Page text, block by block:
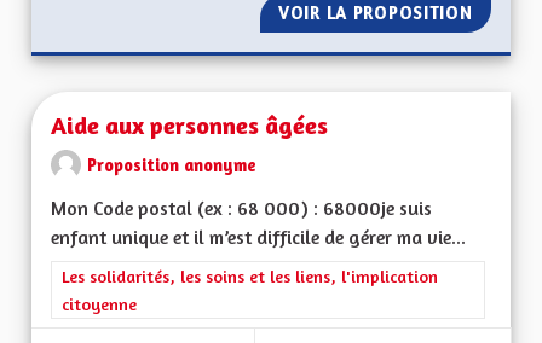
VOIR LA PROPOSITION AGIR
Aide aux personnes âgées
Proposition anonyme
Mon Code postal (ex : 68 000) : 68000je suis
enfant unique et il m’est difficile de gérer ma vie...
Filtrer les résultats de la catégorie : Les solidarités, les soins
Les solidarités, les soins et les liens, l'implication
citoyenne